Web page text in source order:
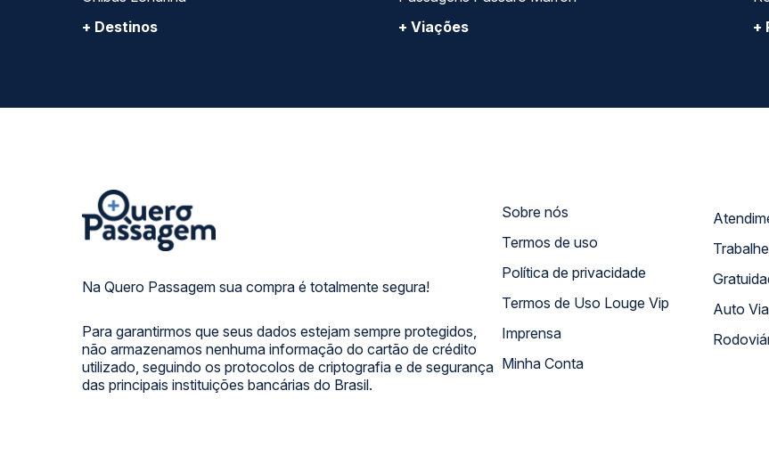
+ Destinos
+ Viações
+
Na Quero Passagem sua compra é totalmente segura!
Para garantirmos que seus dados estejam sempre protegidos,
não armazenamos nenhuma informação do cartão de crédito
utilizado, seguindo os protocolos de criptografia e de segurança
das principais instituições bancárias do Brasil.
Sobre nós
Termos de uso
Política de privacidade
Termos de Uso Louge Vip
Imprensa
Minha Conta